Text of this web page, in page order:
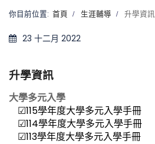
你目前位置: 首頁 生涯輔導 升學資訊
23 十二月 2022
升學資訊
大學多元入學
☑115學年度大學多元入學手冊
☑114學年度大學多元入學手冊
☑113學年度大學多元入學手冊